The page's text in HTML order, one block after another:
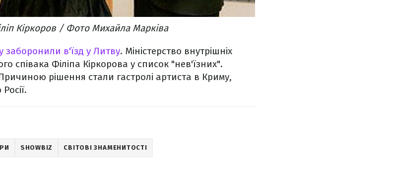
Кіркоров / Фото Михайла Марківа
заборонили в'їзд у Литву. Міністерство внутрішніх
співака Філіпа Кіркорова у список "нев'їзних".
рішення стали гастролі артиста в Криму,
SHOWBIZ СВІТОВІ ЗНАМЕНИТОСТІ